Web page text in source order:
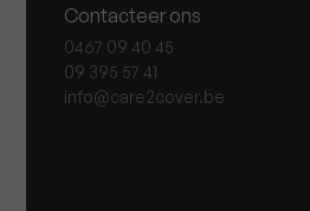
Contacteer ons
0467 09 40 45
09 395 57 41
info@care2cover.be